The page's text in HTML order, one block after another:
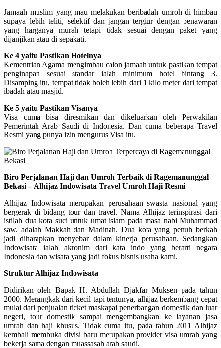
Jamaah muslim yang mau melakukan beribadah umroh di himbau
supaya lebih teliti, selektif dan jangan tergiur dengan penawaran
yang harganya murah tetapi tidak sesuai dengan paket yang
dijanjikan atau di sepakati.
Ke 4 yaitu Pastikan Hotelnya
Kementrian Agama mengimbau calon jamaah untuk pastikan tempat
penginapan sesuai standar ialah minimum hotel bintang 3.
Disamping itu, tempat tidak boleh lebih dari 1 kilo meter dari tempat
ibadah atau masjid.
Ke 5 yaitu Pastikan Visanya
Visa cuma bisa diresmikan dan dikeluarkan oleh Perwakilan
Pemerintah Arab Saudi di Indonesia. Dan cuma beberapa Travel
Resmi yang punya izin mengurus Visa itu.
Biro Perjalanan Haji dan Umroh Terbaik di Ragemanunggal
Bekasi – Alhijaz Indowisata Travel Umroh Haji Resmi
Alhijaz Indowisata merupakan perusahaan swasta nasional yang
bergerak di bidang tour dan travel. Nama Alhijaz terinspirasi dari
istilah dua kota suci untuk umat islam pada masa nabi Muhammad
saw. adalah Makkah dan Madinah. Dua kota yang penuh berkah
jadi diharapkan menyebar dalam kinerja perusahaan. Sedangkan
Indowisata ialah akronim dari kata indo yang berarti negara
Indonesia dan wisata yang jadi fokus bisnis usaha kami.
Struktur Alhijaz Indowisata
Didirikan oleh Bapak H. Abdullah Djakfar Muksen pada tahun
2000. Merangkak dari kecil tapi tentunya, alhijaz berkembang cepat
mulai dari penjualan ticket maskapai penerbangan domestik dan luar
negeri, tour domestik sampai mengembangkan ke layanan jasa
umrah dan haji khusus. Tidak cuma itu, pada tahun 2011 Alhijaz
kembali membuka divisi baru merupakan provider visa umrah yang
bekerja sama dengan muassasah arab saudi.